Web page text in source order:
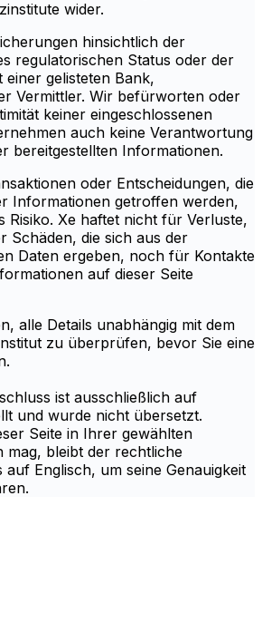
wider.
hinsichtlich der
regulatorischen Status oder der
gelisteten Bank,
Vermittler. Wir befürworten oder
keiner eingeschlossenen
auch keine Verantwortung
bereitgestellten Informationen.
oder Entscheidungen, die
Informationen getroffen werden,
Risiko. Xe haftet nicht für Verluste,
Schäden, die sich aus der
Daten ergeben, noch für Kontakte
auf dieser Seite
alle Details unabhängig mit dem
zu überprüfen, bevor Sie eine
ist ausschließlich auf
und wurde nicht übersetzt.
Seite in Ihrer gewählten
mag, bleibt der rechtliche
auf Englisch, um seine Genauigkeit